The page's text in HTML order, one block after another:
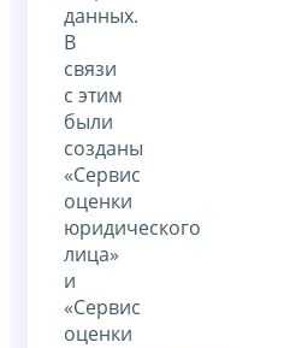
данных.
В
связи
с этим
были
созданы
«Сервис
оценки
юридического
лица»
и
«Сервис
оценки